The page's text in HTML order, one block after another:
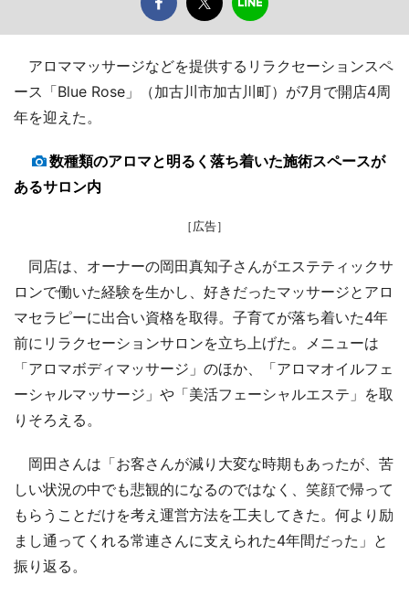
アロママッサージなどを提供するリラクセーションスペ
ース「Blue Rose」（加古川市加古川町）が7月で開店4周
年を迎えた。
数種類のアロマと明るく落ち着いた施術スペースが
あるサロン内
［広告］
同店は、オーナーの岡田真知子さんがエステティックサ
ロンで働いた経験を生かし、好きだったマッサージとアロ
マセラピーに出合い資格を取得。子育てが落ち着いた4年
前にリラクセーションサロンを立ち上げた。メニューは
「アロマボディマッサージ」のほか、「アロマオイルフェ
ーシャルマッサージ」や「美活フェーシャルエステ」を取
りそろえる。
岡田さんは「お客さんが減り大変な時期もあったが、苦
しい状況の中でも悲観的になるのではなく、笑顔で帰って
もらうことだけを考え運営方法を工夫してきた。何より励
まし通ってくれる常連さんに支えられた4年間だった」と
振り返る。